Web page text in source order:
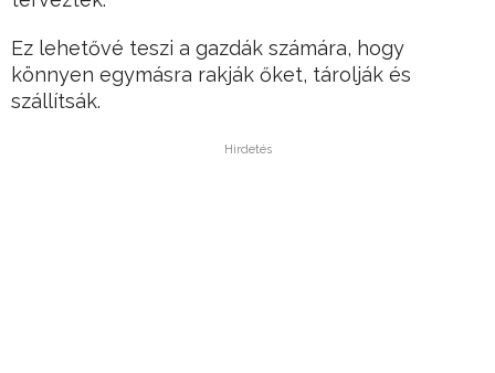
Ez lehetővé teszi a gazdák számára, hogy
könnyen egymásra rakják őket, tárolják és
szállítsák.
Hirdetés